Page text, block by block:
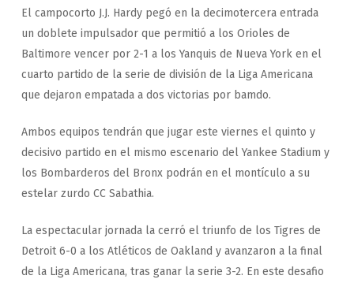
El campocorto J.J. Hardy pegó en la decimotercera entrada
un doblete impulsador que permitió a los Orioles de
Baltimore vencer por 2-1 a los Yanquis de Nueva York en el
cuarto partido de la serie de división de la Liga Americana
que dejaron empatada a dos victorias por bamdo.
Ambos equipos tendrán que jugar este viernes el quinto y
decisivo partido en el mismo escenario del Yankee Stadium y
los Bombarderos del Bronx podrán en el montículo a su
estelar zurdo CC Sabathia.
La espectacular jornada la cerró el triunfo de los Tigres de
Detroit 6-0 a los Atléticos de Oakland y avanzaron a la final
de la Liga Americana, tras ganar la serie 3-2. En este desafio